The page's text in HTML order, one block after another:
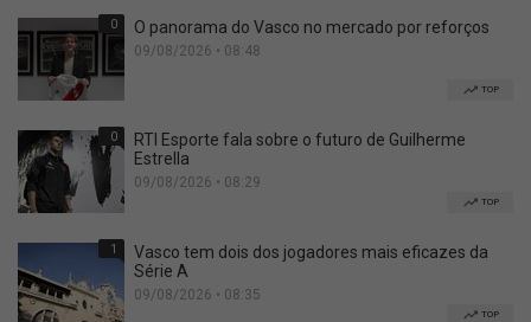
0 O panorama do Vasco no mercado por reforços
09/08/2026 • 08:48
TOP
0
RTI Esporte fala sobre o futuro de Guilherme
Estrella
09/08/2026 • 08:29
TOP
1
Vasco tem dois dos jogadores mais eficazes da
Série A
09/08/2026 • 08:35
TOP